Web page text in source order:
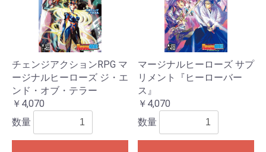
チェンジアクションRPG マ
ージナルヒーローズ ジ・エ
ンド・オブ・テラー
￥4,070
数量
マージナルヒーローズ サプ
リメント『ヒーローバー
ス』
￥4,070
数量